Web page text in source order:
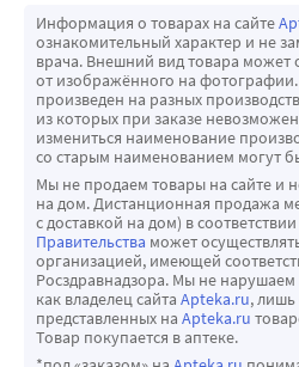
Информация о товарах на сайте
ознакомительный характер и не
врача. Внешний вид товара может
от изображённого на
произведен на разных
из которых при заказе
измениться наименование
со старым наименованием могут
Мы не продаем товары на сайте и
на дом. Дистанционная продажа
с доставкой на дом) в соответствии
Правительства может
организацией, имеющей
Росздравнадзора. Мы не
как владелец сайта Apteka.ru, лишь
представленных на Apteka.ru
Товар покупается в аптеке.